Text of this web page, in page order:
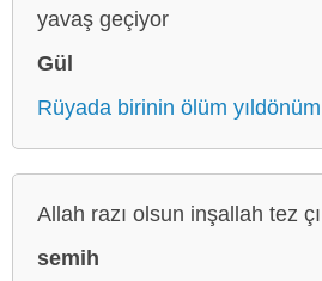
yavaş geçiyor
Gül
Rüyada birinin ölüm
Allah razı olsun inşallah tez
semih